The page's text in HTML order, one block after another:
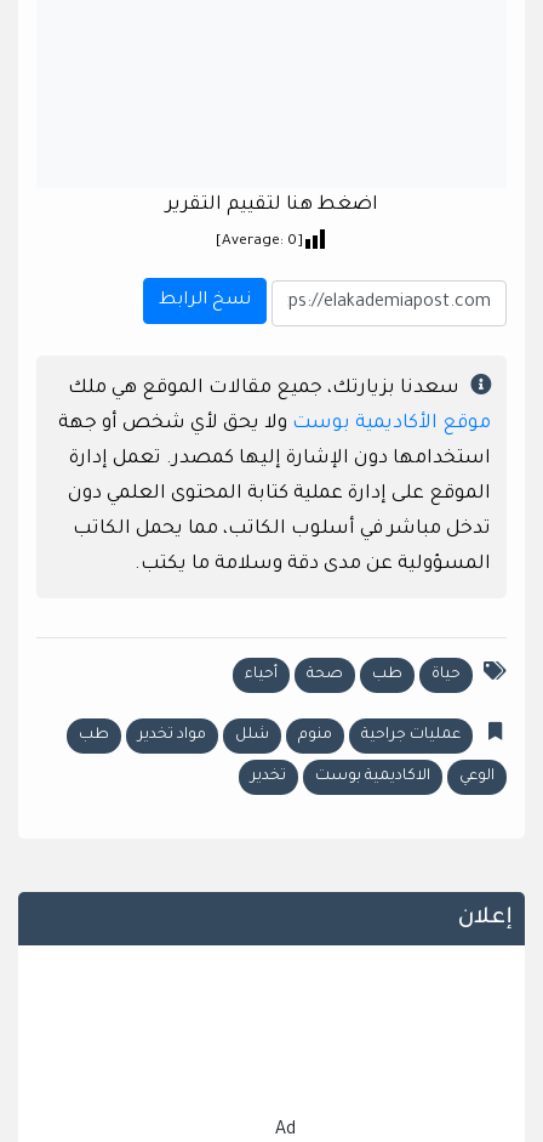
اضغط هنا لتقييم التقرير
[Average:
0
]
نسخ الرابط
سعدنا بزيارتك، جميع مقالات الموقع هي ملك
موقع الأكاديمية بوست ولا يحق لأي شخص أو جهة
استخدامها دون الإشارة إليها كمصدر. تعمل إدارة
الموقع على إدارة عملية كتابة المحتوى العلمي دون
تدخل مباشر في أسلوب الكاتب، مما يحمل الكاتب
المسؤولية عن مدى دقة وسلامة ما يكتب.
حياة طب صحة أحياء
عمليات جراحية منوم شلل مواد تخدير طب
الوعي الاكاديمية بوست تخدير
إعلان
Ad